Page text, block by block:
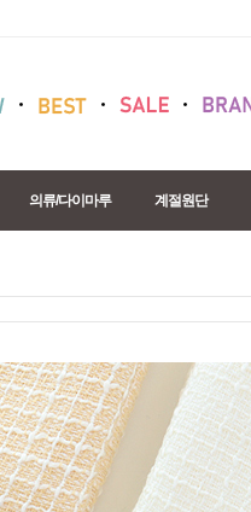
의류/다이마루 계절원단